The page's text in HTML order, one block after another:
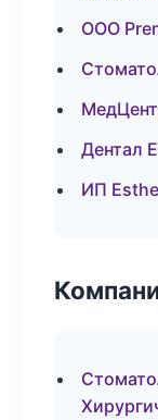
ООО
Дентал
ИП